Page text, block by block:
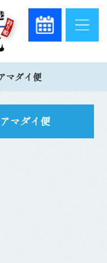
マダイ便
マダイ便